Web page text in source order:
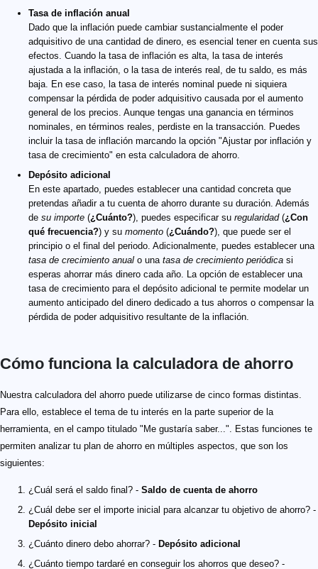
Tasa de inflación anual
Dado que la inflación puede cambiar sustancialmente el poder
adquisitivo de una cantidad de dinero, es esencial tener en cuenta sus
efectos. Cuando la tasa de inflación es alta, la tasa de interés
ajustada a la inflación, o la tasa de interés real, de tu saldo, es más
baja. En ese caso, la tasa de interés nominal puede ni siquiera
compensar la pérdida de poder adquisitivo causada por el aumento
general de los precios. Aunque tengas una ganancia en términos
nominales, en términos reales, perdiste en la transacción. Puedes
incluir la tasa de inflación marcando la opción "Ajustar por inflación y
tasa de crecimiento" en esta calculadora de ahorro.
Depósito adicional
En este apartado, puedes establecer una cantidad concreta que
pretendas añadir a tu cuenta de ahorro durante su duración. Además
de su importe (¿Cuánto?), puedes especificar su regularidad(¿Con
qué frecuencia?) y su momento (¿Cuándo?), que puede ser el
principio o el final del periodo. Adicionalmente, puedes establecer una
tasa de crecimiento anual o una tasa de crecimiento periódica si
esperas ahorrar más dinero cada año. La opción de establecer una
tasa de crecimiento para el depósito adicional te permite modelar un
aumento anticipado del dinero dedicado a tus ahorros o compensar la
pérdida de poder adquisitivo resultante de la inflación.
Cómo funciona la calculadora de ahorro
Nuestra calculadora del ahorro puede utilizarse de cinco formas distintas.
Para ello, establece el tema de tu interés en la parte superior de la
herramienta, en el campo titulado "Me gustaría saber...". Estas funciones te
permiten analizar tu plan de ahorro en múltiples aspectos, que son los
siguientes:
¿Cuál será el saldo final? - Saldo de cuenta de ahorro
¿Cuál debe ser el importe inicial para alcanzar tu objetivo de ahorro? -
Depósito inicial
¿Cuánto dinero debo ahorrar? - Depósito adicional
¿Cuánto tiempo tardaré en conseguir los ahorros que deseo? -